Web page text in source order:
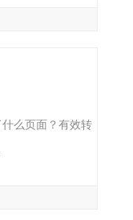
么页面？有效转